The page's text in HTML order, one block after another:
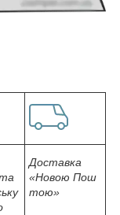
Доставка
«Новою Пош
тою»